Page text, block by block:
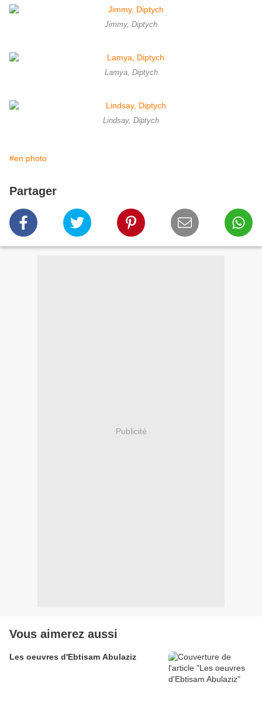
Jimmy, Diptych
Lamya, Diptych
Lindsay, Diptych
#en photo
Partager
Publicité
Vous aimerez aussi
Les oeuvres d'Ebtisam Abulaziz